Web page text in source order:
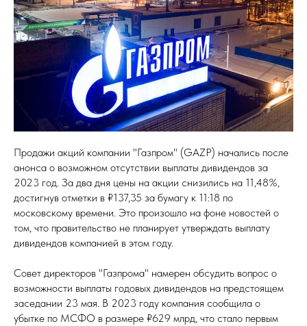
Продажи акций компании "Газпром" (GAZP) начались после
анонса о возможном отсутствии выплаты дивидендов за
2023 год. За два дня цены на акции снизились на 11,48%,
достигнув отметки в ₽137,35 за бумагу к 11:18 по
московскому времени. Это произошло на фоне новостей о
том, что правительство не планирует утверждать выплату
дивидендов компанией в этом году.
Совет директоров "Газпрома" намерен обсудить вопрос о
возможности выплаты годовых дивидендов на предстоящем
заседании 23 мая. В 2023 году компания сообщила о
убытке по МСФО в размере ₽629 млрд, что стало первым